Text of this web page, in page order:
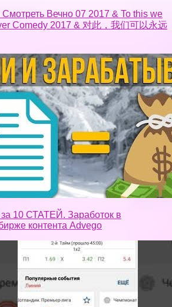
Вечно 07 2017 & To this we
Comedy 2017 & 对此，我们可以永远
10 СТАТЕЙ. Заработок в
контента Advego